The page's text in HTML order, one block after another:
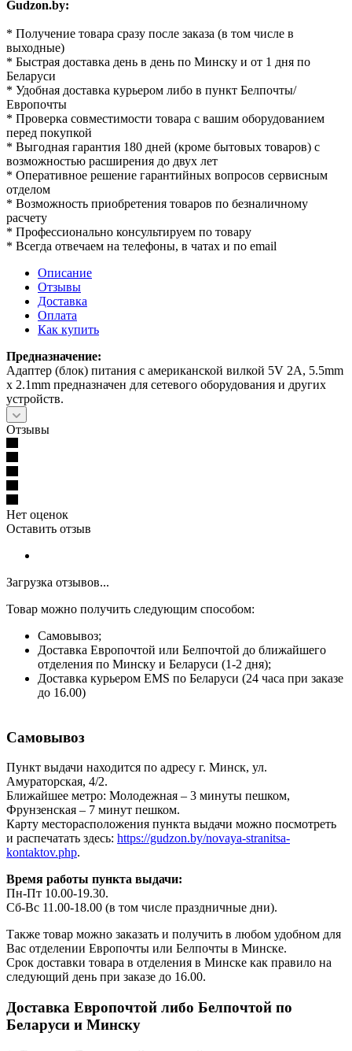
Gudzon.by:
* Получение товара сразу после заказа (в том числе в
выходные)
* Быстрая доставка день в день по Минску и от 1 дня по
Беларуси
* Удобная доставка курьером либо в пункт Белпочты/
Европочты
* Проверка совместимости товара с вашим оборудованием
перед покупкой
* Выгодная гарантия 180 дней (кроме бытовых товаров) с
возможностью расширения до двух лет
* Оперативное решение гарантийных вопросов сервисным
отделом
* Возможность приобретения товаров по безналичному
расчету
* Профессионально консультируем по товару
* Всегда отвечаем на телефоны, в чатах и по email
Описание
Отзывы
Доставка
Оплата
Как купить
Предназначение:
Адаптер (блок) питания с американской вилкой 5V 2A, 5.5mm
x 2.1mm предназначен для сетевого оборудования и других
устройств.
Отзывы
Нет оценок
Оставить отзыв
Загрузка отзывов...
Товар можно получить следующим способом:
Самовывоз;
Доставка Европочтой или Белпочтой до ближайшего
отделения по Минску и Беларуси (1-2 дня);
Доставка курьером EMS по Беларуси (24 часа при заказе
до 16.00)
Самовывоз
Пункт выдачи находится по адресу г. Минск, ул.
Амураторская, 4/2.
Ближайшее метро: Молодежная – 3 минуты пешком,
Фрунзенская – 7 минут пешком.
Карту месторасположения пункта выдачи можно посмотреть
и распечатать здесь: https://gudzon.by/novaya-stranitsa-
kontaktov.php.
Время работы пункта выдачи:
Пн-Пт 10.00-19.30.
Сб-Вс 11.00-18.00 (в том числе праздничные дни).
Также товар можно заказать и получить в любом удобном для
Вас отделении Европочты или Белпочты в Минске.
Срок доставки товара в отделения в Минске как правило на
следующий день при заказе до 16.00.
Доставка Европочтой либо Белпочтой по
Беларуси и Минску